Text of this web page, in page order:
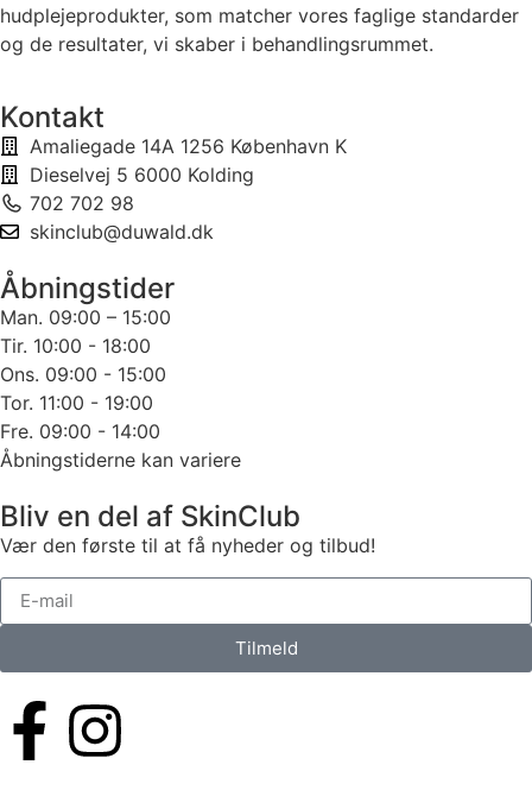
hudplejeprodukter, som matcher vores faglige standarder
og de resultater, vi skaber i behandlingsrummet.
Kontakt
Amaliegade 14A 1256 København K
Dieselvej 5 6000 Kolding
702 702 98
skinclub@duwald.dk
Åbningstider
Man. 09:00 – 15:00
Tir. 10:00 - 18:00
Ons. 09:00 - 15:00
Tor. 11:00 - 19:00
Fre. 09:00 - 14:00
Åbningstiderne kan variere
Bliv en del af SkinClub
Vær den første til at få nyheder og tilbud!
Tilmeld